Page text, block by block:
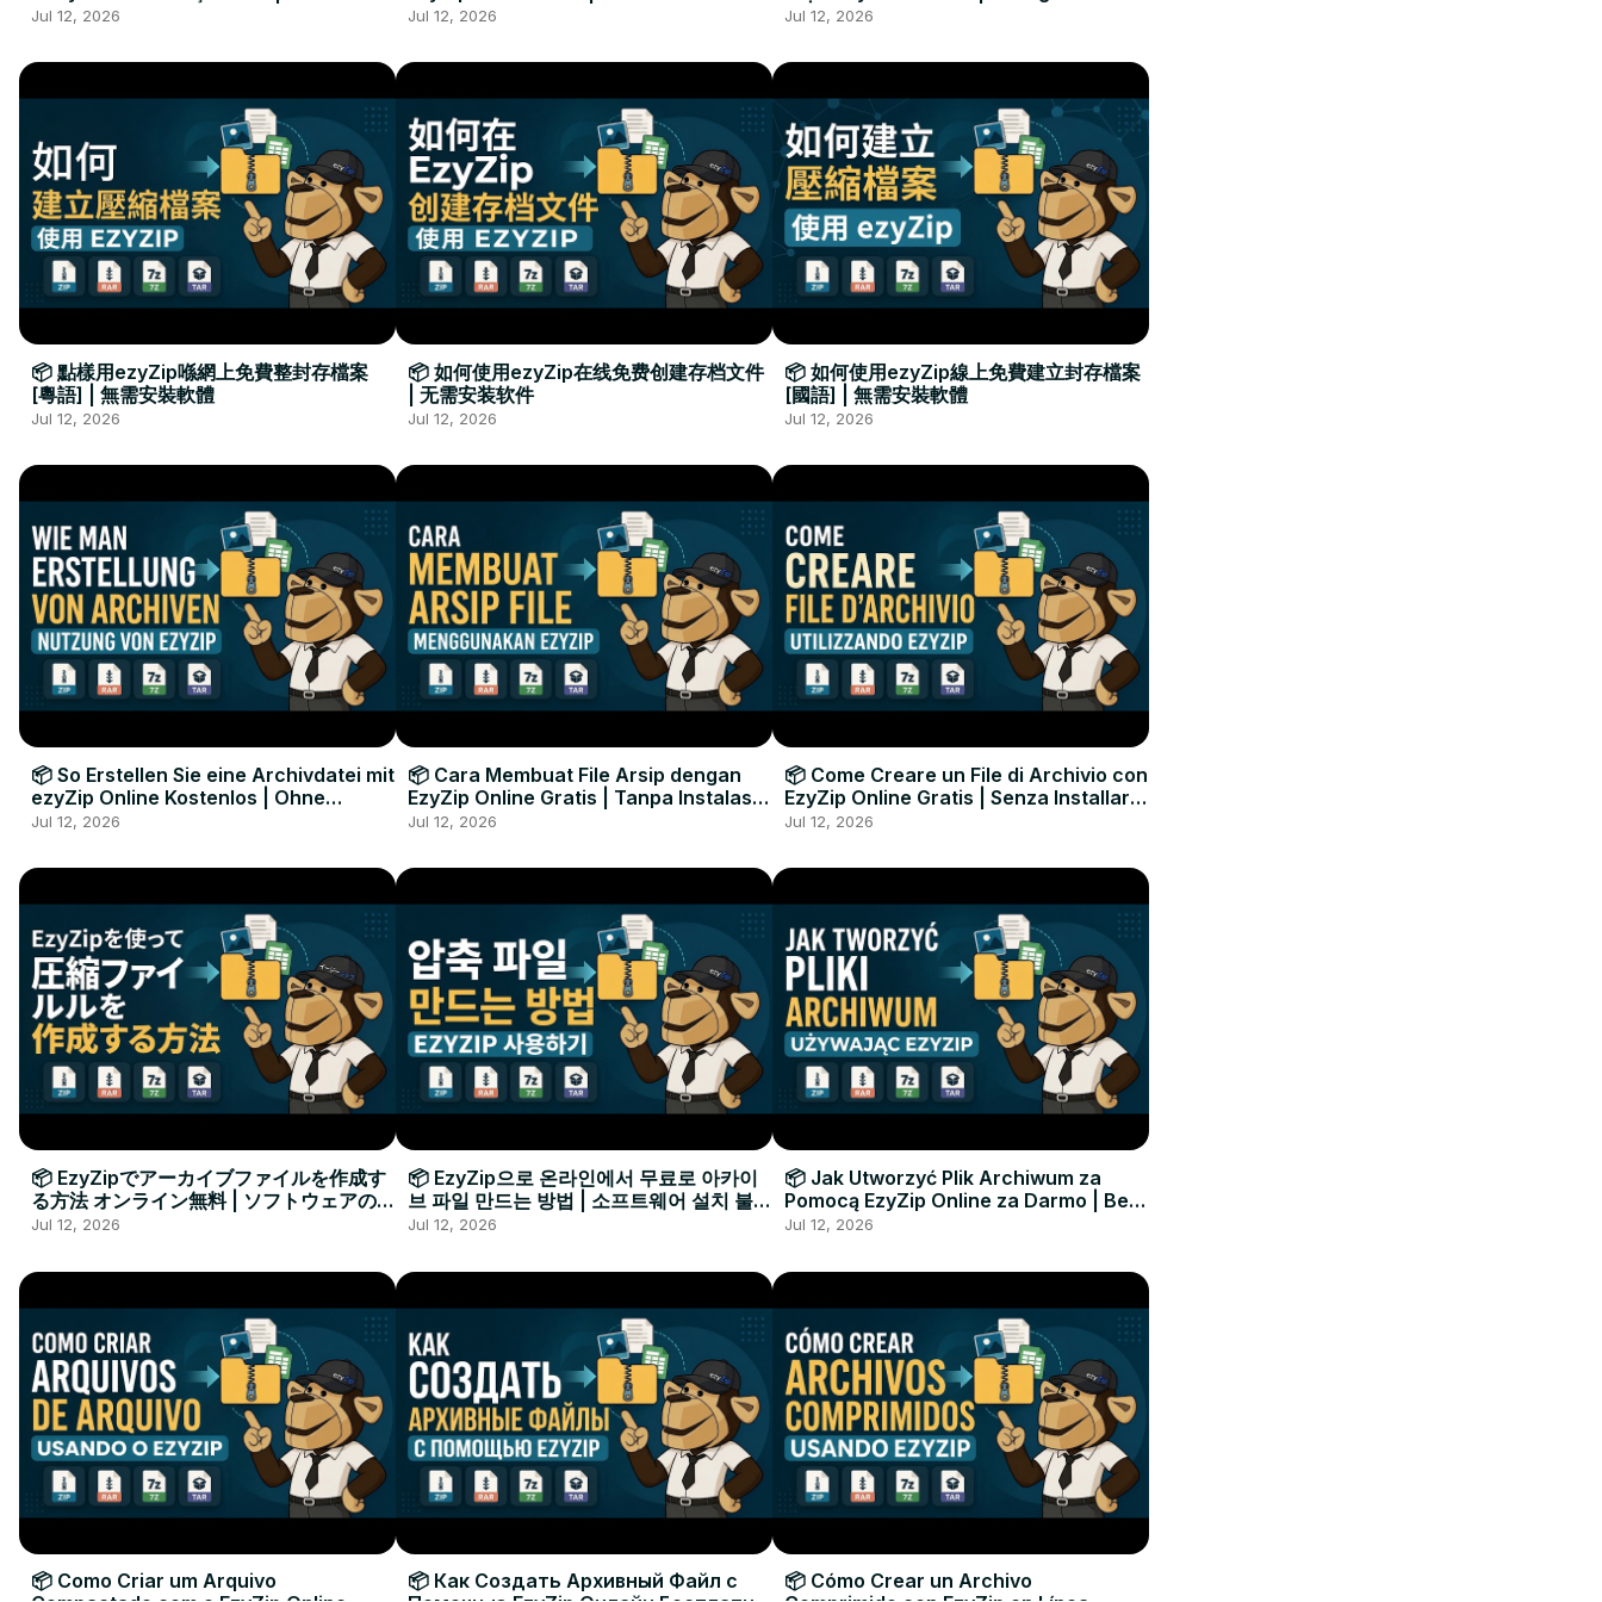
Kurulumu Gerekmez
Jul 12, 2026
Installation Required
Jul 12, 2026
Đặt Phần Mềm
Jul 12, 2026
📦 點樣用ezyZip喺網上免費整封存檔案
[粵語] | 無需安裝軟體
Jul 12, 2026
📦 如何使用ezyZip在线免费创建存档文件
| 无需安装软件
Jul 12, 2026
📦 如何使用ezyZip線上免費建立封存檔案
[國語] | 無需安裝軟體
Jul 12, 2026
📦 So Erstellen Sie eine Archivdatei mit
ezyZip Online Kostenlos | Ohne
Softwareinstallation
Jul 12, 2026
📦 Cara Membuat File Arsip dengan
EzyZip Online Gratis | Tanpa Instalasi
Perangkat Lunak
Jul 12, 2026
📦 Come Creare un File di Archivio con
EzyZip Online Gratis | Senza Installare
Software
Jul 12, 2026
📦 EzyZipでアーカイブファイルを作成す
る方法 オンライン無料 | ソフトウェアのイ
ンストール不要
Jul 12, 2026
📦 EzyZip으로 온라인에서 무료로 아카이
브 파일 만드는 방법 | 소프트웨어 설치 불필
요
Jul 12, 2026
📦 Jak Utworzyć Plik Archiwum za
Pomocą EzyZip Online za Darmo | Bez
Instalacji Oprogramowania
Jul 12, 2026
📦 Como Criar um Arquivo
📦 Как Создать Архивный Файл с
📦 Cómo Crear un Archivo